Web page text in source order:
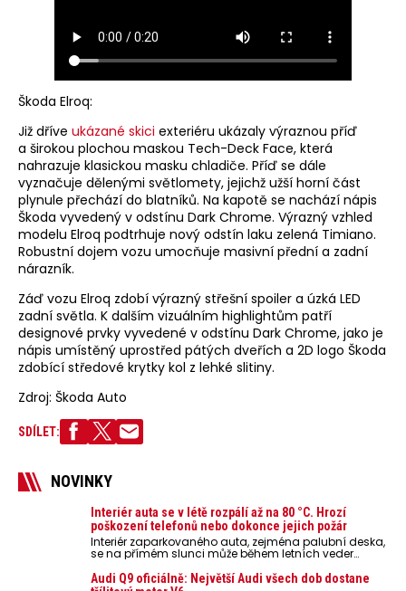
Škoda Elroq:
Již dříve ukázané skici exteriéru ukázaly výraznou příď
a širokou plochou maskou Tech-Deck Face, která
nahrazuje klasickou masku chladiče. Příď se dále
vyznačuje dělenými světlomety, jejichž užší horní část
plynule přechází do blatníků. Na kapotě se nachází nápis
Škoda vyvedený v odstínu Dark Chrome. Výrazný vzhled
modelu Elroq podtrhuje nový odstín laku zelená Timiano.
Robustní dojem vozu umocňuje masivní přední a zadní
nárazník.
Záď vozu Elroq zdobí výrazný střešní spoiler a úzká LED
zadní světla. K dalším vizuálním highlightům patří
designové prvky vyvedené v odstínu Dark Chrome, jako je
nápis umístěný uprostřed pátých dveřích a 2D logo Škoda
zdobící středové krytky kol z lehké slitiny.
Zdroj: Škoda Auto
SDÍLET:
NOVINKY
Interiér auta se v létě rozpálí až na 80 °C. Hrozí
poškození telefonů nebo dokonce jejich požár
Interiér zaparkovaného auta, zejména palubní deska,
se na přímém slunci může během letních veder
nebezpečí pro odložené mobilní telefony, powerbanky
Audi Q9 oficiálně: Největší Audi všech dob dostane